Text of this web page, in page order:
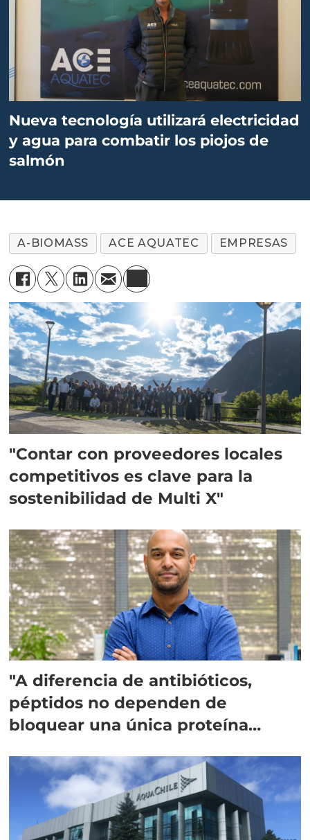
Nueva tecnología utilizará electricidad
y agua para combatir los piojos de
salmón
A-BIOMASS ACE AQUATEC EMPRESAS
"Contar con proveedores locales
competitivos es clave para la
sostenibilidad de Multi X"
"A diferencia de antibióticos,
péptidos no dependen de
bloquear una única proteína